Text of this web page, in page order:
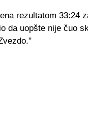
rezultatom 33:24
da uopšte nije čuo